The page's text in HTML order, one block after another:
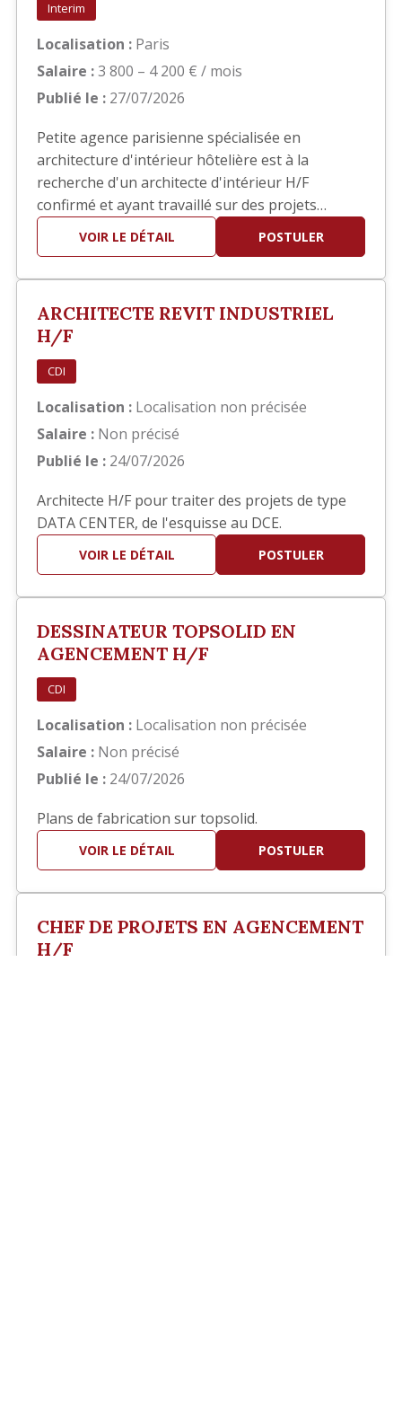
Interim
Localisation : Paris
Salaire :3 800 – 4 200 € / mois
Publié le : 27/07/2026
Petite agence parisienne spécialisée en
architecture d'intérieur hôtelière est à la
recherche d'un architecte d'intérieur H/F
confirmé et ayant travaillé sur des projets
hôteliers. Bon concepteur (trice), vous travaillez
également sur Autocad pour dessiner tous les
durée d'un an et à co…
VOIR LE DÉTAIL POSTULER
ARCHITECTE REVIT INDUSTRIEL
H/F
CDI
Localisation : Localisation non précisée
Salaire : Non précisé
Publié le : 24/07/2026
Architecte H/F pour traiter des projets de type
DATA CENTER, de l'esquisse au DCE.
VOIR LE DÉTAIL POSTULER
DESSINATEUR TOPSOLID EN
AGENCEMENT H/F
CDI
Localisation : Localisation non précisée
Salaire : Non précisé
Publié le : 24/07/2026
Plans de fabrication sur topsolid.
VOIR LE DÉTAIL POSTULER
CHEF DE PROJETS EN AGENCEMENT
H/F